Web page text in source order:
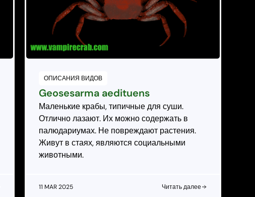
ОПИСАНИЯ ВИДОВ
Geosesarma aedituens
Маленькие крабы, типичные для суши.
Отлично лазают. Их можно содержать в
палюдариумах. Не повреждают растения.
Живут в стаях, являются социальными
животными.
11 MAR 2025 Читать далее